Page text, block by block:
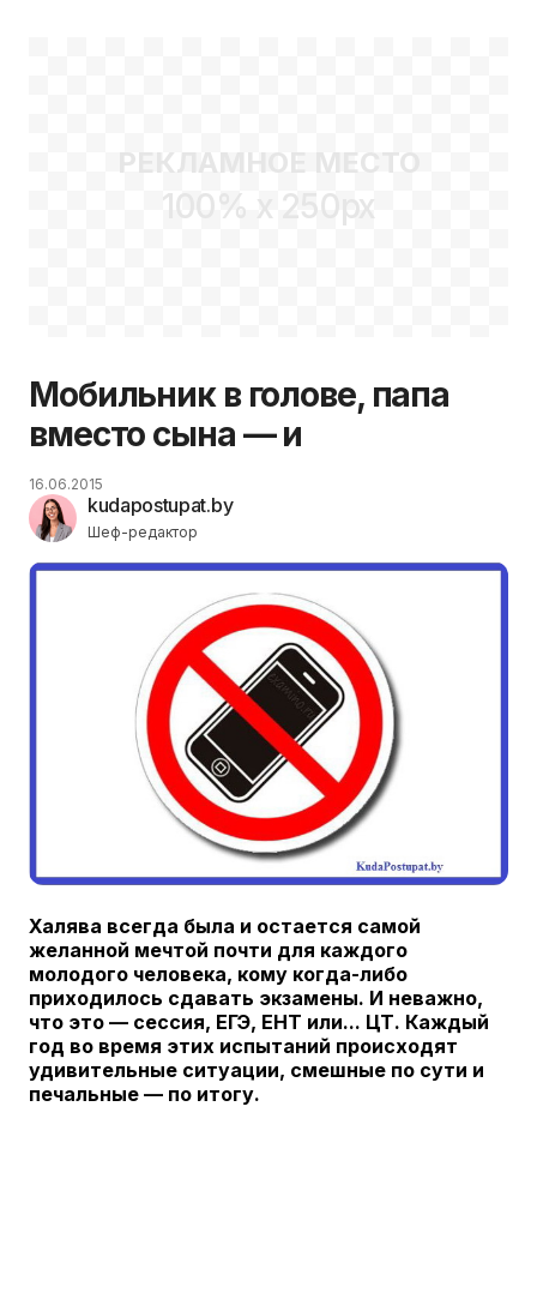
РЕКЛАМНОЕ МЕСТО
100% x 250px
Мобильник в голове, папа
вместо сына — и
kudapostupat.by
Шеф-редактор
16.06.2015
Халява всегда была и остается самой
желанной мечтой почти для каждого
молодого человека, кому когда-либо
приходилось сдавать экзамены. И неважно,
что это — сессия, ЕГЭ, ЕНТ или... ЦТ. Каждый
год во время этих испытаний происходят
удивительные ситуации, смешные по сути и
печальные — по итогу.